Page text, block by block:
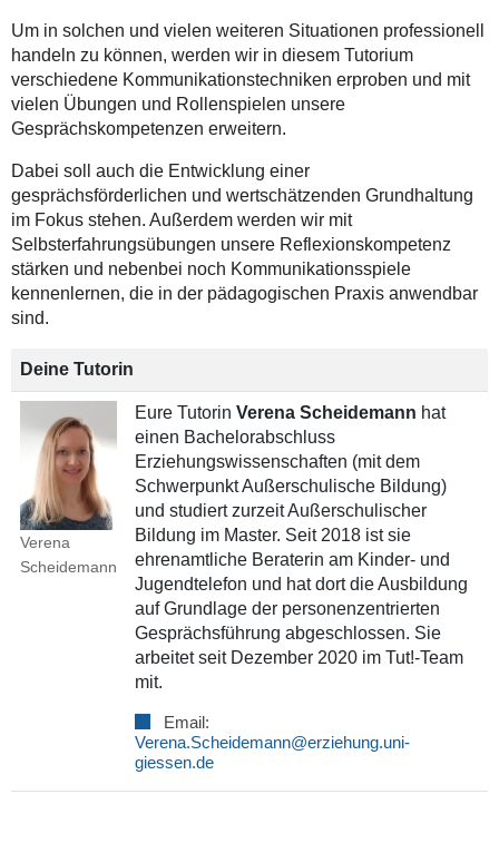
Um in solchen und vielen weiteren Situationen professionell
handeln zu können, werden wir in diesem Tutorium
verschiedene Kommunikationstechniken erproben und mit
vielen Übungen und Rollenspielen unsere
Gesprächskompetenzen erweitern.
Dabei soll auch die Entwicklung einer
gesprächsförderlichen und wertschätzenden Grundhaltung
im Fokus stehen. Außerdem werden wir mit
Selbsterfahrungsübungen unsere Reflexionskompetenz
stärken und nebenbei noch Kommunikationsspiele
kennenlernen, die in der pädagogischen Praxis anwendbar
sind.
Deine Tutorin
Verena
Scheidemann
Eure Tutorin Verena Scheidemann hat
einen Bachelorabschluss
Erziehungswissenschaften (mit dem
Schwerpunkt Außerschulische Bildung)
und studiert zurzeit Außerschulischer
Bildung im Master. Seit 2018 ist sie
ehrenamtliche Beraterin am Kinder- und
Jugendtelefon und hat dort die Ausbildung
auf Grundlage der personenzentrierten
Gesprächsführung abgeschlossen. Sie
arbeitet seit Dezember 2020 im Tut!-Team
mit.
Email:
Verena.Scheidemann